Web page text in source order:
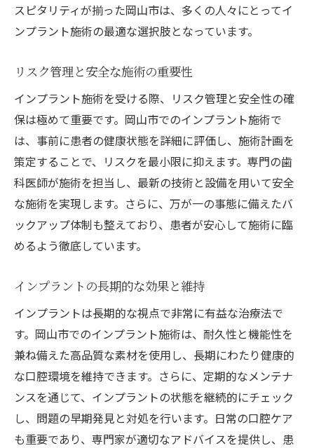
スピタリティが揃った岡山市は、多くの人々にとってイ
ンプラント施術の最適な選択肢となっています。
リスク管理と安全な施術の重要性
インプラント施術を受ける際、リスク管理と安全性の確
保は極めて重要です。岡山市でのインプラント施術で
は、事前に患者の健康状態を詳細に評価し、施術計画を
策定することで、リスクを最小限に抑えます。専門の歯
科医師が施術を担当し、最新の技術と設備を用いて安全
な施術を実現します。さらに、万が一の事態に備えたバ
ックアップ体制も整えており、患者が安心して施術に臨
めるよう徹底しています。
インプラントの長期的な効果と維持
インプラントは長期的な視点で非常に有益な治療法で
す。岡山市でのインプラント施術は、耐久性と機能性を
兼ね備えた高品質な素材を使用し、長期にわたり健康的
な口腔環境を維持できます。さらに、定期的なメンテナ
ンスを通じて、インプラントの状態を継続的にチェック
し、問題の早期発見と対処を行います。日常の口腔ケア
も重要であり、専門家が適切なアドバイスを提供し、患